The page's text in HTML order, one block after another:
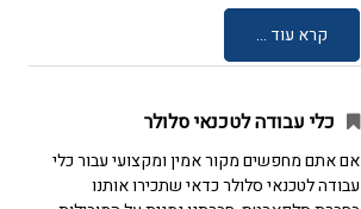
קרא עוד ...
כלי עבודה לטכנאי סלולר
אם אתם מחפשים מקור אמין ומקצועי עבור כלי
עבודה לטכנאי סלולר כדאי שתכירו אותנו